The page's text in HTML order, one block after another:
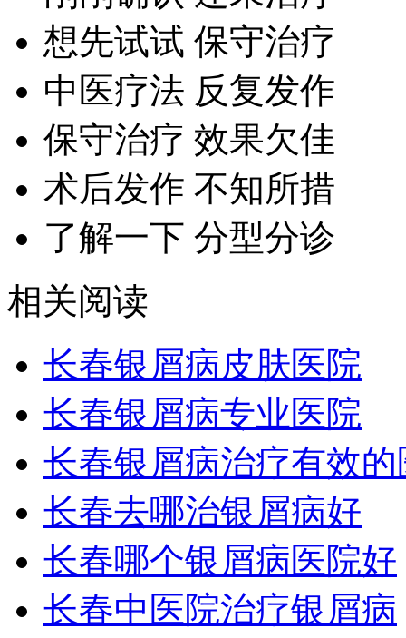
想先试试 保守治疗
中医疗法 反复发作
保守治疗 效果欠佳
术后发作 不知所措
了解一下 分型分诊
相关阅读
长春银屑病皮肤医院
长春银屑病专业医院
长春银屑病治疗有效的
长春去哪治银屑病好
长春哪个银屑病医院好
长春中医院治疗银屑病